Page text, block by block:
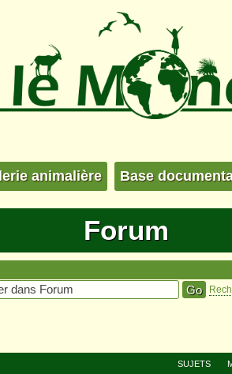
animalière Base
Forum
SUJETS